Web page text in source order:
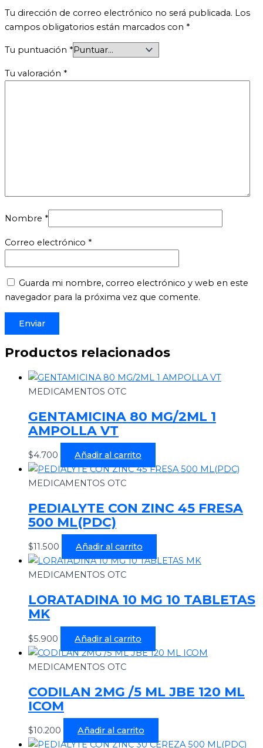
Tu dirección de correo electrónico no será publicada. Los
campos obligatorios están marcados con *
Tu puntuación *
Tu valoración *
Nombre *
Correo electrónico *
Guarda mi nombre, correo electrónico y web en este
navegador para la próxima vez que comente.
Productos relacionados
MEDICAMENTOS OTC
GENTAMICINA 80 MG/2ML 1
AMPOLLA VT
$4.700 Añadir al carrito
MEDICAMENTOS OTC
PEDIALYTE CON ZINC 45 FRESA
500 ML(PDC)
$11.500 Añadir al carrito
MEDICAMENTOS OTC
LORATADINA 10 MG 10 TABLETAS
MK
$5.900 Añadir al carrito
MEDICAMENTOS OTC
CODILAN 2MG /5 ML JBE 120 ML
ICOM
$10.200 Añadir al carrito